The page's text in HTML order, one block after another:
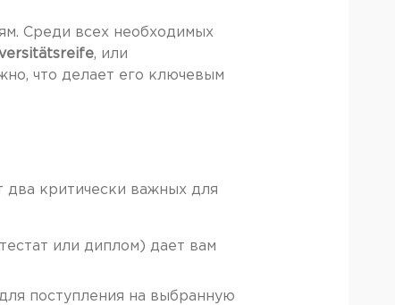
Среди всех необходимых
, или
что делает его ключевым
два критически важных для
или диплом) дает вам
поступления на выбранную